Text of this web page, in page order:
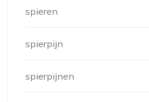
spieren
spierpijn
spierpijnen